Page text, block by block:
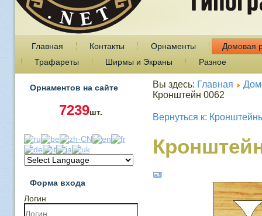
Главная Контакты Орнаменты
Домовая
Трафареты
Ширмы и Экраны Разное
Орнаментов на сайте
7239шт.
Форма входа
Логин
Вы здесь: Главная
Кронштейн 0062
Вернуться к: